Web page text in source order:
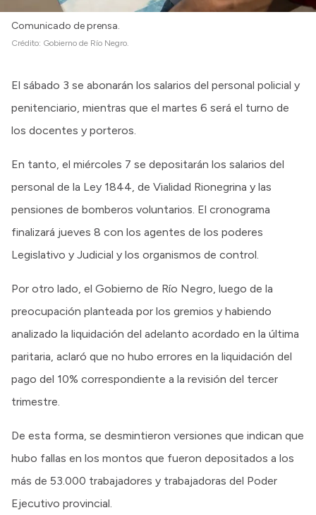
Comunicado de prensa.
Crédito: Gobierno de Río Negro.
El sábado 3 se abonarán los salarios del personal policial y
penitenciario, mientras que el martes 6 será el turno de
los docentes y porteros.
En tanto, el miércoles 7 se depositarán los salarios del
personal de la Ley 1844, de Vialidad Rionegrina y las
pensiones de bomberos voluntarios. El cronograma
finalizará jueves 8 con los agentes de los poderes
Legislativo y Judicial y los organismos de control.
Por otro lado, el Gobierno de Río Negro, luego de la
preocupación planteada por los gremios y habiendo
analizado la liquidación del adelanto acordado en la última
paritaria, aclaró que no hubo errores en la liquidación del
pago del 10% correspondiente a la revisión del tercer
trimestre.
De esta forma, se desmintieron versiones que indican que
hubo fallas en los montos que fueron depositados a los
más de 53.000 trabajadores y trabajadoras del Poder
Ejecutivo provincial.